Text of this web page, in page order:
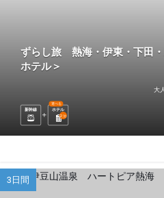
ずらし旅 熱海・伊東・下田
ホテル＞
新幹線 ホテル
選べる
2泊
大
3日間